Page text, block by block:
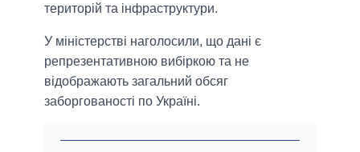
територій та інфраструктури.
У міністерстві наголосили, що дані є
репрезентативною вибіркою та не
відображають загальний обсяг
заборгованості по Україні.